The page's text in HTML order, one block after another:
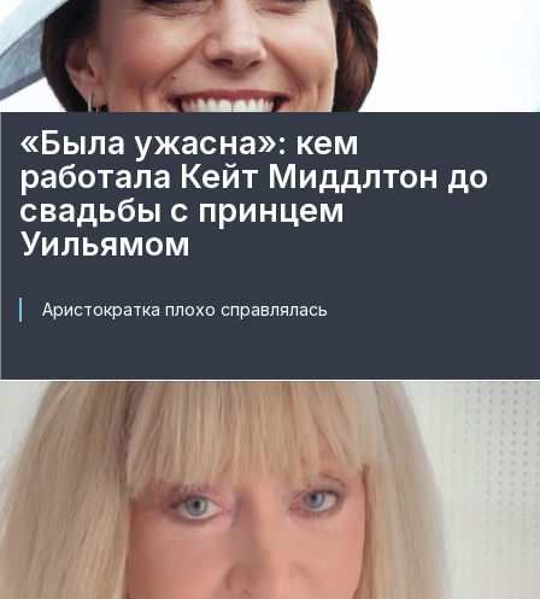
«Была ужасна»: кем
работала Кейт Миддлтон до
свадьбы с принцем
Уильямом
Аристократка плохо справлялась